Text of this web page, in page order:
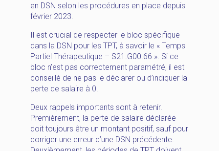
en DSN selon les procédures en place depuis
février 2023.
Il est crucial de respecter le bloc spécifique
dans la DSN pour les TPT, à savoir le « Temps
Partiel Thérapeutique – S21.G00.66 ». Si ce
bloc n’est pas correctement paramétré, il est
conseillé de ne pas le déclarer ou d’indiquer la
perte de salaire à 0.
Deux rappels importants sont à retenir.
Premièrement, la perte de salaire déclarée
doit toujours être un montant positif, sauf pour
corriger une erreur d’une DSN précédente.